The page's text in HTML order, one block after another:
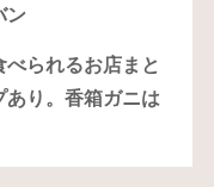
ン
られるお店まと
り。香箱ガニは